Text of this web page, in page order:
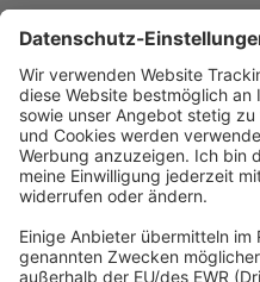
service@forum-verlag.com
Mo-Do 07:30 - 17:00 Uhr
Fr 07:30 - 15:00 Uhr
Folgen Sie uns